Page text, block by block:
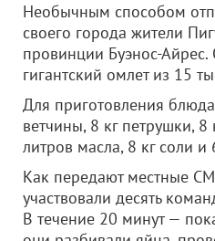
Необычным способом
своего города жители
провинции Буэнос-
гигантский омлет из 15
Для приготовления
ветчины, 8 кг петрушки, 8
литров масла, 8 кг соли и
Как передают местные
участвовали десять
В течение 20 минут —